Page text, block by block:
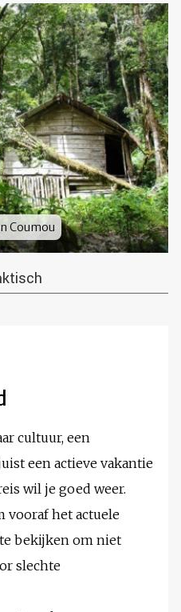
Coumou
cultuur, een
een actieve vakantie
wil je goed weer.
vooraf het actuele
bekijken om niet
slechte